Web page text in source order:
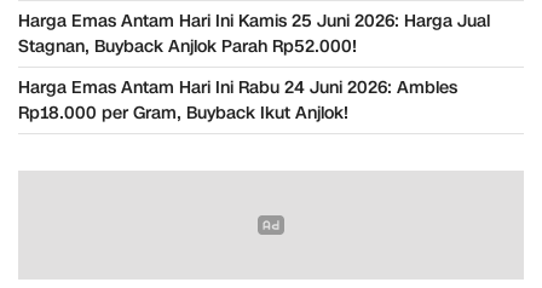
Harga Emas Antam Hari Ini Kamis 25 Juni 2026: Harga Jual
Stagnan, Buyback Anjlok Parah Rp52.000!
Harga Emas Antam Hari Ini Rabu 24 Juni 2026: Ambles
Rp18.000 per Gram, Buyback Ikut Anjlok!